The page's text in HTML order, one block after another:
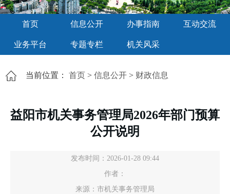
首页 信息公开 办事指南 互动交流
业务平台 专题专栏 机关风采
当前位置： 首页 > 信息公开 > 财政信息
益阳市机关事务管理局2026年部门预算
公开说明
发布时间：2026-01-28 09:44
作者：
来源：市机关事务管理局